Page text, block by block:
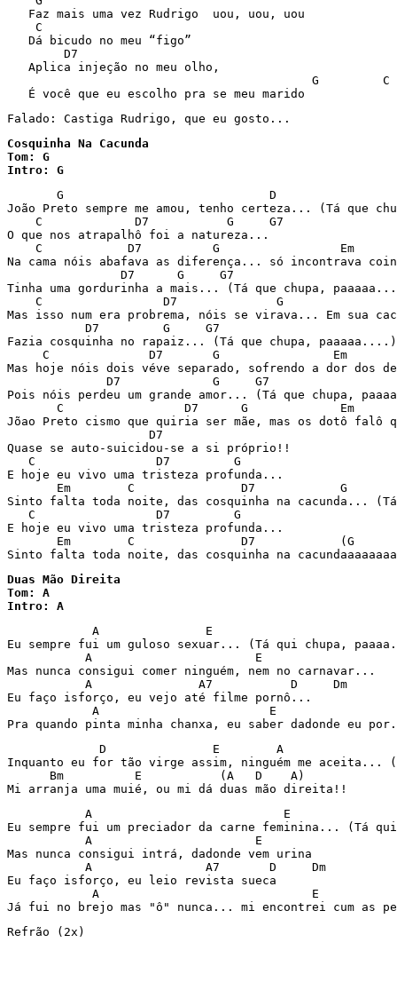
   Faz mais uma vez Rudrigo  uou, uou, uou
    C
   Dá bicudo no meu “figo”
        D7
   Aplica injeção no meu olho,
G
Falado: Castiga Rudrigo, que eu gosto...
Cosquinha Na Cacunda
Tom: G
Intro: G
       G                             D
João Preto sempre me amou, tenho certeza... (Tá que
    C             D7           G     G7
O que nos atrapalhô foi a natureza...
C            D7          G                 Em
Na cama nóis abafava as diferença... só incontrava
                D7      G     G7
Tinha uma gordurinha a mais... (Tá que chupa,
C                 D7              G
Mas isso num era probrema, nóis se virava... Em sua
           D7         G     G7
Fazia cosquinha no rapaiz... (Tá que chupa, paaaaa....)
C              D7       G                Em
Mas hoje nóis dois véve separado, sofrendo a dor dos
              D7             G     G7
Pois nóis perdeu um grande amor... (Tá que chupa,
C                 D7      G             Em
Jõao Preto cismo que quiria ser mãe, mas os dotô falô
                    D7
Quase se auto-suicidou-se a si próprio!!
   C                 D7         G
E hoje eu vivo uma tristeza profunda...
Em        C               D7            G
Sinto falta toda noite, das cosquinha na cacunda...
   C                 D7         G
E hoje eu vivo uma tristeza profunda...
Em        C               D7            (G
Sinto falta toda noite, das cosquinha na
Duas Mão Direita
Tom: A
Intro: A
            A               E
Eu sempre fui um guloso sexuar... (Tá qui chupa,
           A                       E
Mas nunca consigui comer ninguém, nem no carnavar...
           A               A7           D     Dm
Eu faço isforço, eu vejo até filme pornô...
            A                        E
Pra quando pinta minha chanxa, eu saber dadonde eu
D               E        A
Inquanto eu for tão virge assim, ninguém me aceita...
      Bm          E           (A   D    A)
Mi arranja uma muié, ou mi dá duas mão direita!!
           A                           E
Eu sempre fui um preciador da carne feminina... (Tá
           A                       E
Mas nunca consigui intrá, dadonde vem urina
           A                A7       D     Dm
Eu faço isforço, eu leio revista sueca
            A                              E
Já fui no brejo mas "ô" nunca... mi encontrei cum as
Refrão (2x)